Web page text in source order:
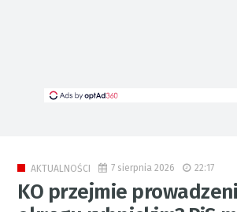
AKTUALNOŚCI 7 sierpnia 2026 22:17
KO przejmie